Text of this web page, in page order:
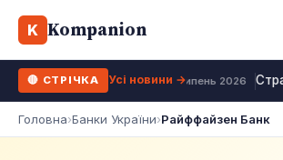
K Kompanion
Калькулятор МФО
Усі 10 МФО →
Життя
Усі види
WhiteBIT
Kuna
Bybit
Іпотека
Депозит
Рефінансування
ФОП податки
🔴 СТРІЧКА 26 липень 2026
Усі новини →
Головна›Банки України›Райффайзен Банк